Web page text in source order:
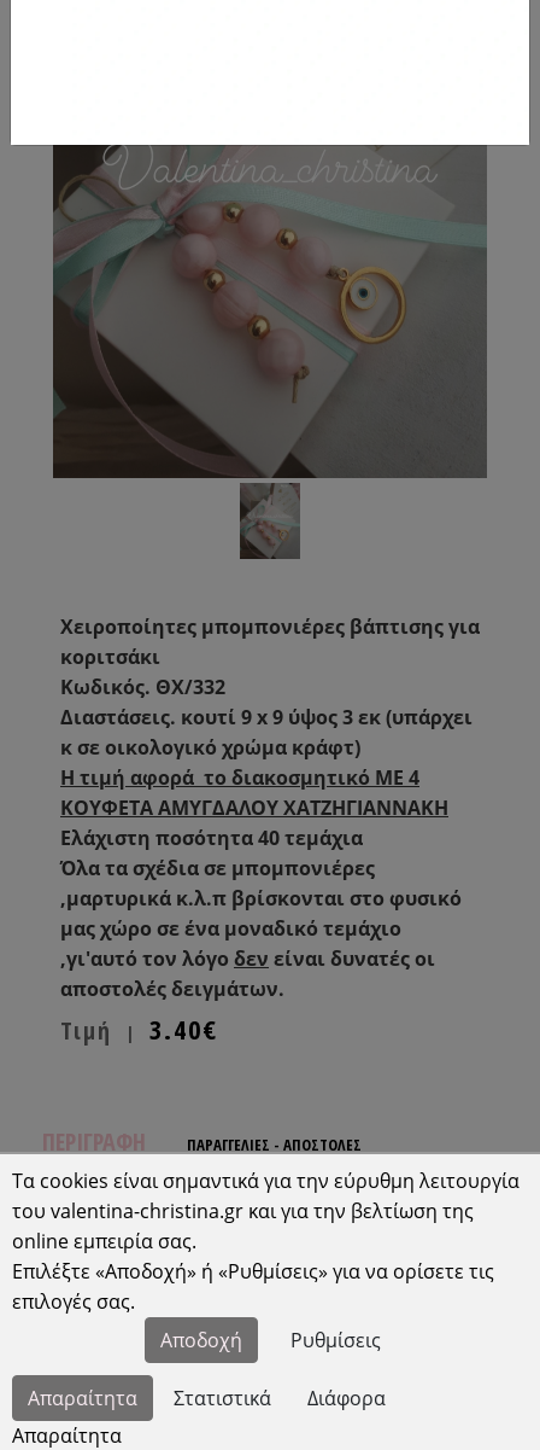
Χειροποίητες μπομπονιέρες βάπτισης για
κοριτσάκι
Κωδικός. ΘΧ/332
Διαστάσεις. κουτί 9 x 9 ύψος 3 εκ (υπάρχει
κ σε οικολογικό χρώμα κράφτ)
H τιμή αφορά το διακοσμητικό ΜΕ 4
ΚΟΥΦΕΤΑ ΑΜΥΓΔΑΛΟΥ ΧΑΤΖΗΓΙΑΝΝΑΚΗ
Ελάχιστη ποσότητα 40 τεμάχια
Όλα τα σχέδια σε μπομπονιέρες
,μαρτυρικά κ.λ.π βρίσκονται στο φυσικό
μας χώρο σε ένα μοναδικό τεμάχιο
,γι'αυτό τον λόγο δεν είναι δυνατές οι
αποστολές δειγμάτων.
Τιμή | 3.40€
ΠΕΡΙΓΡΑΦΗ ΠΑΡΑΓΓΕΛΙΕΣ - ΑΠΟΣΤΟΛΕΣ
-Δεν στέλνουμε δείγματα η μεμονωμένα
προϊόντα.
-ΧΡΟΝΟΣ ΠΡΟΕΤΟΙΜΑΣΙΑΣ 1 ΜΙΣΗ ΜΗΝΑΣ ,Ο
ΧΡΟΝΟΣ ΜΕΤΑΒΑΛΛΕΤΑΙ ΜΕ ΒΑΣΗ ΤΑ ΔΕΔΟΜΕΝΑ
ΤΗΣ ΑΓΟΡΑΣ KAI THΣ ΕΠΟΧΗΣ.
2 ΜΗΝΕΣ , ΓΙΑ ΑΠΟΣΤΟΛΕΣ ΕΚΤΟΣ ΑΘΗΝΑΣ.
-Χειροποίητες και εξατομικευμένες δημιουργίες,
εξολοκλήρου φτιαγμένες στο χέρι και για αυτό
απαιτείται χρόνος.
Τα cookies είναι σημαντικά για την εύρυθμη λειτουργία
του valentina-christina.gr και για την βελτίωση της
online εμπειρία σας.
Επιλέξτε «Αποδοχή» ή «Ρυθμίσεις» για να ορίσετε τις
επιλογές σας.
Αποδοχή
Ρυθμίσεις
Απαραίτητα Στατιστικά
Διάφορα
Απαραίτητα